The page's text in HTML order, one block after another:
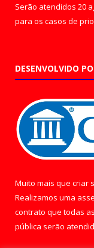
Serão atendidos 20
para os casos de
DESENVOLVIDO
Muito mais que criar
Realizamos uma
contrato que todas
pública serão